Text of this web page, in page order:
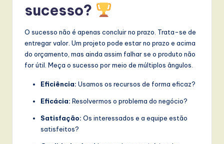
sucesso?
O sucesso não é apenas concluir no prazo. Trata-se de
entregar valor. Um projeto pode estar no prazo e acima
do orçamento, mas ainda assim falhar se o produto não
for útil. Meça o sucesso por meio de múltiplos ângulos.
Eficiência: Usamos os recursos de forma eficaz?
Eficácia: Resolvermos o problema do negócio?
Satisfação: Os interessados e a equipe estão
satisfeitos?